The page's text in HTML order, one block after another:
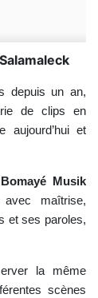
depuis un an,
de clips en
aujourd’hui et
Bomayé Musik
avec maîtrise,
et ses paroles,
la même
scènes